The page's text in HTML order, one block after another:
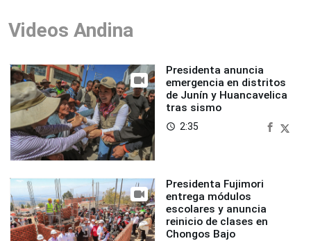
Videos Andina
Presidenta anuncia
emergencia en distritos
de Junín y Huancavelica
tras sismo
access_time 2:35
Presidenta Fujimori
entrega módulos
escolares y anuncia
reinicio de clases en
Chongos Bajo